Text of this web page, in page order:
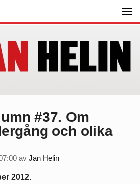
#37. Om
och olika
av Jan Helin
2012.